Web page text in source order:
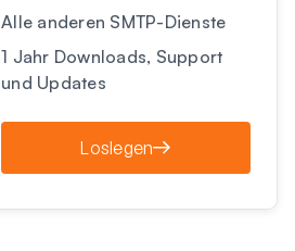
Alle anderen SMTP-Dienste
1 Jahr Downloads, Support
und Updates
Loslegen